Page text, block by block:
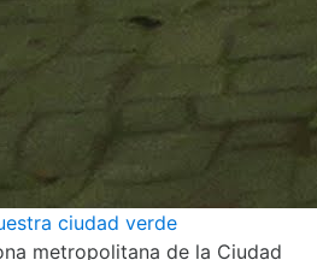
ciudad verde
metropolitana de la Ciudad